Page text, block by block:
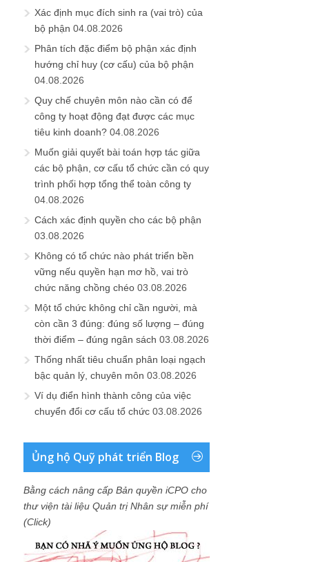
Xác định mục đích sinh ra (vai trò) của
bộ phận 04.08.2026
Phân tích đặc điểm bộ phận xác định
hướng chỉ huy (cơ cấu) của bộ phận
04.08.2026
Quy chế chuyên môn nào cần có để
công ty hoạt động đạt được các mục
tiêu kinh doanh? 04.08.2026
Muốn giải quyết bài toán hợp tác giữa
các bộ phận, cơ cấu tổ chức cần có quy
trình phối hợp tổng thể toàn công ty
04.08.2026
Cách xác định quyền cho các bộ phận
03.08.2026
Không có tổ chức nào phát triển bền
vững nếu quyền hạn mơ hồ, vai trò
chức năng chồng chéo 03.08.2026
Một tổ chức không chỉ cần người, mà
còn cần 3 đúng: đúng số lượng – đúng
thời điểm – đúng ngân sách 03.08.2026
Thống nhất tiêu chuẩn phân loại ngạch
bậc quản lý, chuyên môn 03.08.2026
Ví dụ điển hình thành công của việc
chuyển đổi cơ cấu tổ chức 03.08.2026
Ủng hộ Quỹ phát triển Blog
Bằng cách nâng cấp Bản quyền iCPO cho
thư viện tài liệu Quản trị Nhân sự miễn phí
(Click)